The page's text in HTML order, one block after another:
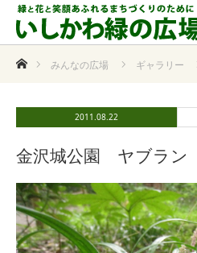
ホームみんなの広場 ギャラリー
2011.08.22
金沢城公園 ヤブラン